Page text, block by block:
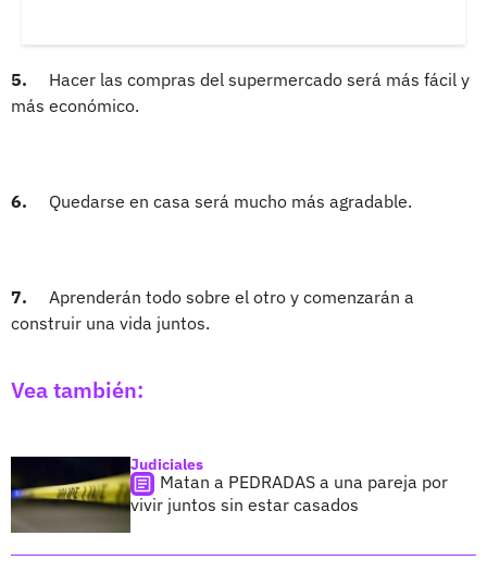
5.
Hacer las compras del supermercado será más fácil y
más económico.
6. Quedarse en casa será mucho más agradable.
7.
Aprenderán todo sobre el otro y comenzarán a
construir una vida juntos.
Vea también:
Judiciales
Matan a PEDRADAS a una pareja por
vivir juntos sin estar casados